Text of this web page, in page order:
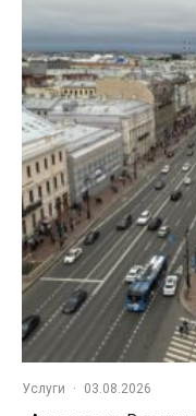
Услуги · 03.08.2026